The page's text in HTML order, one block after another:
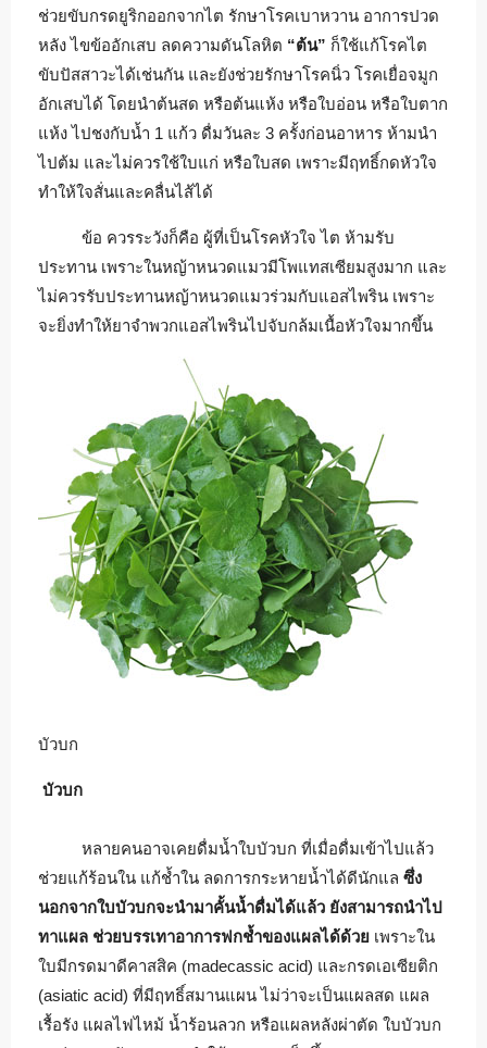
ช่วยขับกรดยูริกออกจากไต รักษาโรคเบาหวาน อาการปวด
หลัง ไขข้ออักเสบ ลดความดันโลหิต “ต้น” ก็ใช้แก้โรคไต
ขับปัสสาวะได้เช่นกัน และยังช่วยรักษาโรคนิ่ว โรคเยื่อจมูก
อักเสบได้ โดยนำต้นสด หรือต้นแห้ง หรือใบอ่อน หรือใบตาก
แห้ง ไปชงกับน้ำ 1 แก้ว ดื่มวันละ 3 ครั้งก่อนอาหาร ห้ามนำ
ไปต้ม และไม่ควรใช้ใบแก่ หรือใบสด เพราะมีฤทธิ์กดหัวใจ
ทำให้ใจสั่นและคลื่นไส้ได้
ข้อ ควรระวังก็คือ ผู้ที่เป็นโรคหัวใจ ไต ห้ามรับ
ประทาน เพราะในหญ้าหนวดแมวมีโพแทสเซียมสูงมาก และ
ไม่ควรรับประทานหญ้าหนวดแมวร่วมกับแอสไพริน เพราะ
จะยิ่งทำให้ยาจำพวกแอสไพรินไปจับกล้มเนื้อหัวใจมากขึ้น
บัวบก
บัวบก
หลายคนอาจเคยดื่มน้ำใบบัวบก ที่เมื่อดื่มเข้าไปแล้ว
ช่วยแก้ร้อนใน แก้ช้ำใน ลดการกระหายน้ำได้ดีนักแล ซึ่ง
นอกจากใบบัวบกจะนำมาคั้นน้ำดื่มได้แล้ว ยังสามารถนำไป
ทาแผล ช่วยบรรเทาอาการฟกช้ำของแผลได้ด้วย เพราะใน
ใบมีกรดมาดีคาสสิค (madecassic acid) และกรดเอเซียติก
(asiatic acid) ที่มีฤทธิ์สมานแผน ไม่ว่าจะเป็นแผลสด แผล
เรื้อรัง แผลไฟไหม้ น้ำร้อนลวก หรือแผลหลังผ่าตัด ใบบัวบก